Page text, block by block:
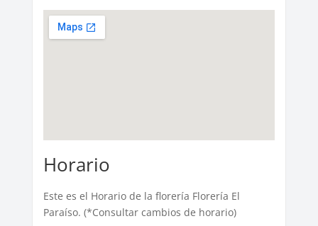
Horario
Este es el Horario de la florería Florería El
Paraíso. (*Consultar cambios de horario)